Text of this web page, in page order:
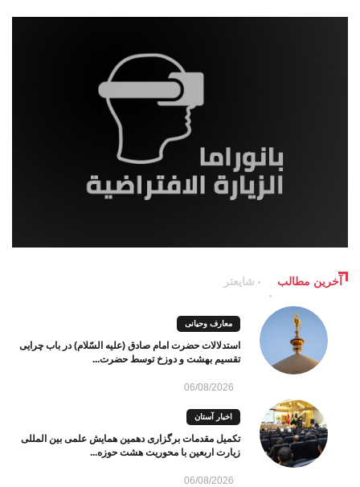
آخرین مطالب شایعتر
معارف وحیانی
استدلالات حضرت امام صادق (علیه السّلام) در باب چرایی
تقسیم بهشت و دوزخ توسط حضرت...
06/08/2026
اخبار آستان
تکمیل مقدمات برگزاری دهمین همایش علمی بین المللی
زیارت اربعین با محوریت هشت حوزه...
06/08/2026